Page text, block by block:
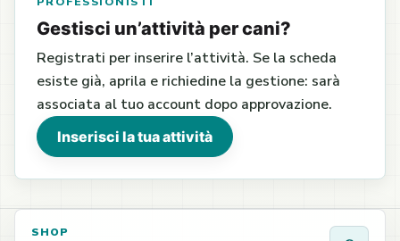
Gestisci un’attività per cani?
Registrati per inserire l’attività. Se la scheda
esiste già, aprila e richiedine la gestione: sarà
associata al tuo account dopo approvazione.
Inserisci la tua attività
SHOP